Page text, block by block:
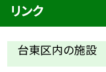
リンク
台東区内の施設